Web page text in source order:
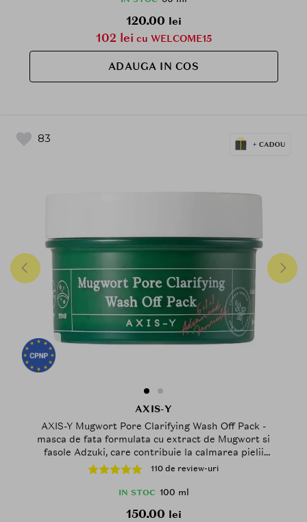
120.00 lei
102 lei cu WELCOME15
ADAUGA IN COS
83
AXIS-Y
AXIS-Y Mugwort Pore Clarifying Wash Off Pack -
masca de fata formulata cu extract de Mugwort si
fasole Adzuki, care contribuie la calmarea pielii
iritate si la curatarea porilor de impuritati - 100 ml
110 de review-uri
IN STOC 100 ml
150.00 lei